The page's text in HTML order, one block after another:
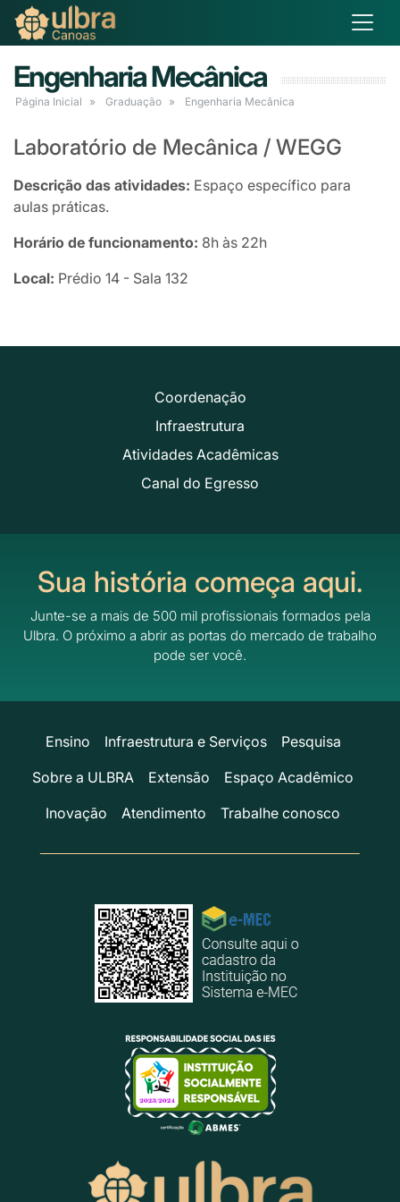
Engenharia Mecânica
Página Inicial Graduação Engenharia Mecânica
Laboratório de Mecânica / WEGG
Descrição das atividades: Espaço específico para
aulas práticas.
Horário de funcionamento: 8h às 22h
Local: Prédio 14 - Sala 132
Coordenação
Infraestrutura
Atividades Acadêmicas
Canal do Egresso
Sua história começa aqui.
Junte-se a mais de 500 mil profissionais formados pela
Ulbra. O próximo a abrir as portas do mercado de trabalho
pode ser você.
Ensino Infraestrutura e Serviços
Pesquisa
Sobre a ULBRA
Extensão
Espaço Acadêmico
Inovação
Atendimento Trabalhe conosco